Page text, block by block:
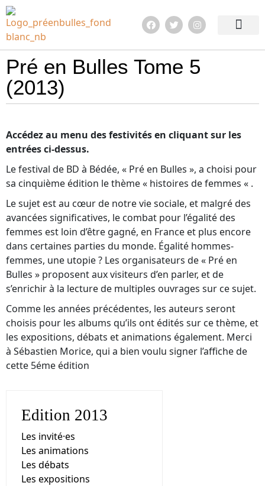
Pré en Bulles Tome 5
(2013)
Accédez au menu des festivités en cliquant sur les
entrées ci-dessus.
Le festival de BD à Bédée, « Pré en Bulles », a choisi pour
sa cinquième édition le thème « histoires de femmes « .
Le sujet est au cœur de notre vie sociale, et malgré des
avancées significatives, le combat pour l’égalité des
femmes est loin d’être gagné, en France et plus encore
dans certaines parties du monde. Égalité hommes-
femmes, une utopie ? Les organisateurs de « Pré en
Bulles » proposent aux visiteurs d’en parler, et de
s’enrichir à la lecture de multiples ouvrages sur ce sujet.
Comme les années précédentes, les auteurs seront
choisis pour les albums qu’ils ont édités sur ce thème, et
les expositions, débats et animations également. Merci
à Sébastien Morice, qui a bien voulu signer l’affiche de
cette 5éme édition
Edition 2013
Les invité·es
Les animations
Les débats
Les expositions